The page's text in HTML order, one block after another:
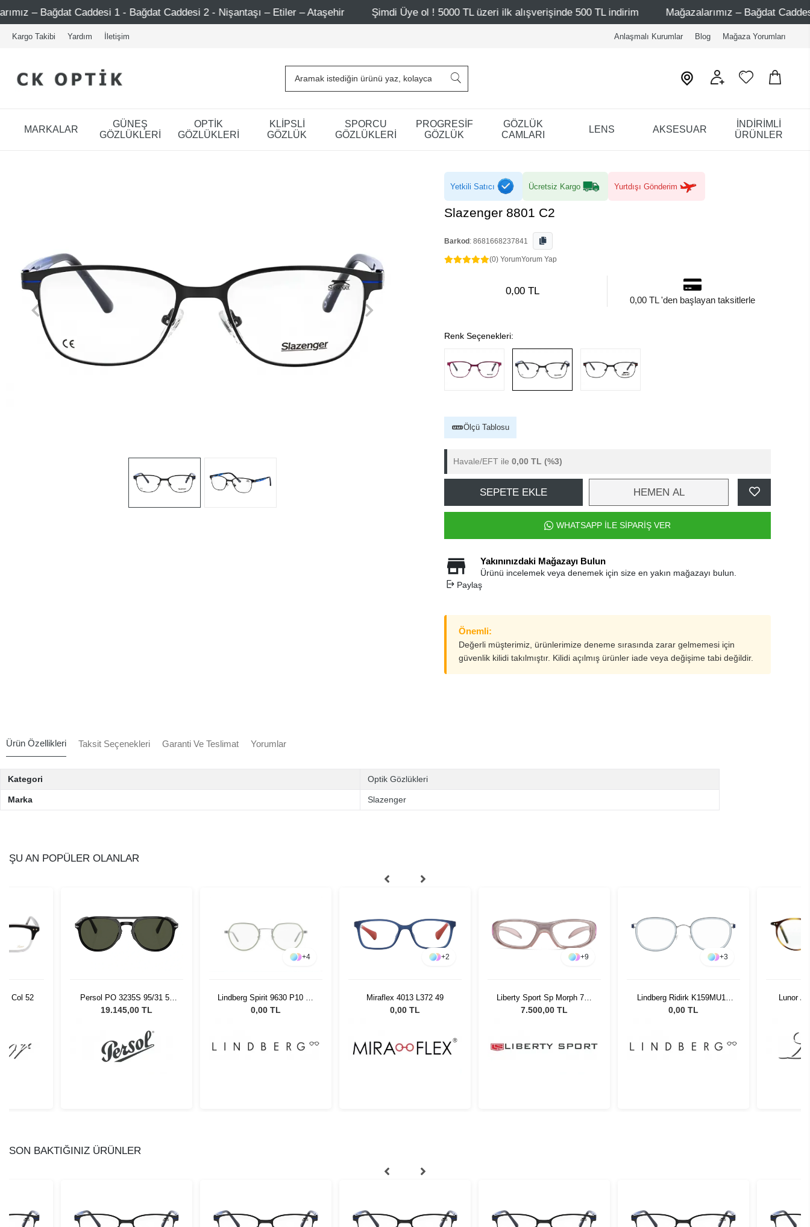
Caddesi 1 - Bağdat Caddesi 2 - Nişantaşı – Etiler – Ataşehir Şimdi Üye ol ! 5000 TL üzeri ilk alışverişinde 500 TL indirim Mağazalarımız – Bağdat Caddesi 1 -
Kargo Takibi Yardım İletişim Anlaşmalı Kurumlar Blog Mağaza Yorumları
MARKALAR
GÜNEŞ
GÖZLÜKLERİ
OPTİK
GÖZLÜKLERİ
KLİPSLİ
GÖZLÜK
SPORCU
GÖZLÜKLERİ
PROGRESİF
GÖZLÜK
GÖZLÜK
CAMLARI
LENS AKSESUAR
İNDİRİMLİ
ÜRÜNLER
Yetkili Satıcı Ücretsiz Kargo Yurtdışı Gönderim
Slazenger 8801 C2
Barkod : 8681668237841
(0) YorumYorum Yap
0,00 TL
0,00 TL 'den başlayan taksitlerle
Renk Seçenekleri:
Ölçü Tablosu
Havale/EFT ile 0,00 TL (%3)
SEPETE EKLE HEMEN AL
WHATSAPP İLE SİPARİŞ VER
Yakınınızdaki Mağazayı Bulun
Ürünü incelemek veya denemek için size en yakın mağazayı bulun.
Paylaş
Önemli:
Değerli müşterimiz, ürünlerimize deneme sırasında zarar gelmemesi için
güvenlik kilidi takılmıştır. Kilidi açılmış ürünler iade veya değişime tabi değildir.
Ürün Özellikleri Taksit Seçenekleri Garanti Ve Teslimat Yorumlar
Kategori Optik Gözlükleri
Marka Slazenger
ŞU AN POPÜLER OLANLAR
Col 52
Persol PO 3235S 95/31 55
Unisex Güneş Gözlüğü
19.145,00 TL
+4
Lindberg Spirit 9630 P10 50
135
0,00 TL
+2
Miraflex 4013 L372 49
0,00 TL
+9
Liberty Sport Sp Morph 771
51 O
7.500,00 TL
+3
Lindberg Ridirk K159MU13
48
0,00 TL
Lunor
SON BAKTIĞINIZ ÜRÜNLER